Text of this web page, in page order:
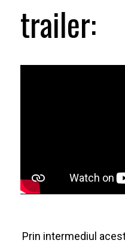
trailer:
Prin intermediul